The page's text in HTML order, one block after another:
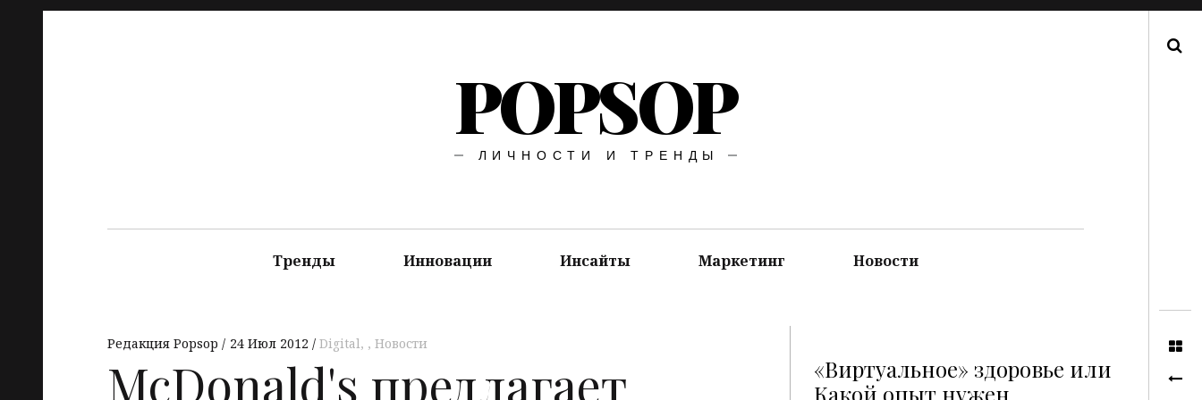
POPSOP
ЛИЧНОСТИ И ТРЕНДЫ
Тренды Инновации Инсайты Маркетинг Новости
Редакция Popsop 24 Июл 2012 Digital, Новости
McDonald's предлагает
«Виртуальное» здоровье или
Какой опыт нужен